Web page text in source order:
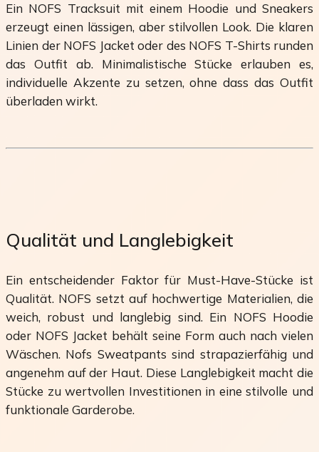
Ein NOFS Tracksuit mit einem Hoodie und Sneakers
erzeugt einen lässigen, aber stilvollen Look. Die klaren
Linien der NOFS Jacket oder des NOFS T-Shirts runden
das Outfit ab. Minimalistische Stücke erlauben es,
individuelle Akzente zu setzen, ohne dass das Outfit
überladen wirkt.
Qualität und Langlebigkeit
Ein entscheidender Faktor für Must-Have-Stücke ist
Qualität. NOFS setzt auf hochwertige Materialien, die
weich, robust und langlebig sind. Ein NOFS Hoodie
oder NOFS Jacket behält seine Form auch nach vielen
Wäschen. Nofs Sweatpants sind strapazierfähig und
angenehm auf der Haut. Diese Langlebigkeit macht die
Stücke zu wertvollen Investitionen in eine stilvolle und
funktionale Garderobe.